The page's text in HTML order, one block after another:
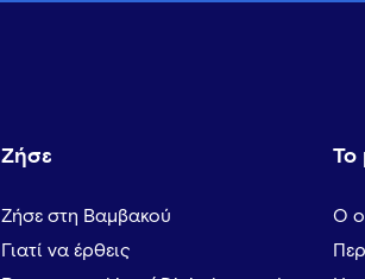
Ζήσε
Ζήσε στη Βαμβακού
Γιατί να έρθεις
Το
Ο